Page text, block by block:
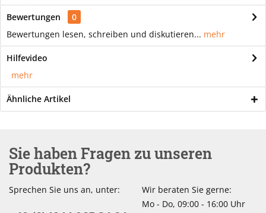
Bewertungen
0
Bewertungen lesen, schreiben und diskutieren... mehr
Hilfevideo
mehr
Ähnliche Artikel
Sie haben Fragen zu unseren
Produkten?
Sprechen Sie uns an, unter:
Wir beraten Sie gerne:
Mo - Do, 09:00 - 16:00 Uhr